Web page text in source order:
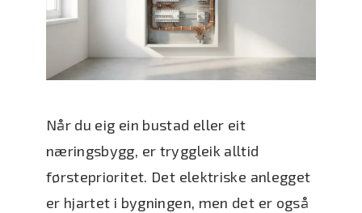
Når du eig ein bustad eller eit
næringsbygg, er tryggleik alltid
førsteprioritet. Det elektriske anlegget
er hjartet i bygningen, men det er også